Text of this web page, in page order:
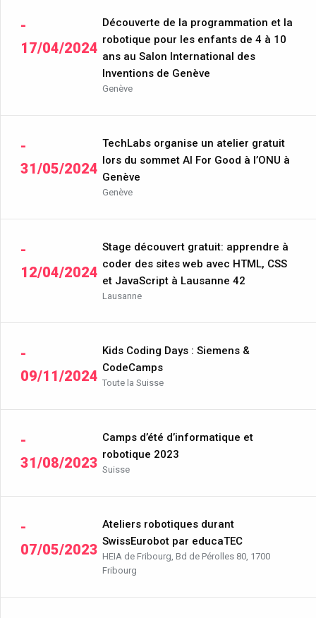
-
17/04/2024
Découverte de la programmation et la
robotique pour les enfants de 4 à 10
ans au Salon International des
Inventions de Genève
Genève
-
31/05/2024
TechLabs organise un atelier gratuit
lors du sommet AI For Good à l’ONU à
Genève
Genève
-
12/04/2024
Stage découvert gratuit: apprendre à
coder des sites web avec HTML, CSS
et JavaScript à Lausanne 42
Lausanne
-
09/11/2024
Kids Coding Days : Siemens &
CodeCamps
Toute la Suisse
-
31/08/2023
Camps d’été d’informatique et
robotique 2023
Suisse
-
07/05/2023
Ateliers robotiques durant
SwissEurobot par educaTEC
HEIA de Fribourg, Bd de Pérolles 80, 1700
Fribourg